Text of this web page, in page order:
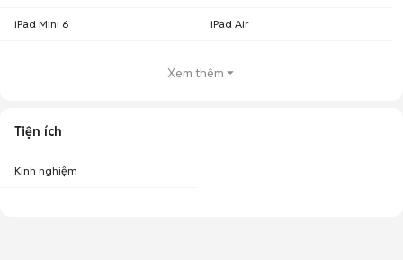
iPad Mini 6 iPad Air
Xem thêm
Tiện ích
Kinh nghiệm